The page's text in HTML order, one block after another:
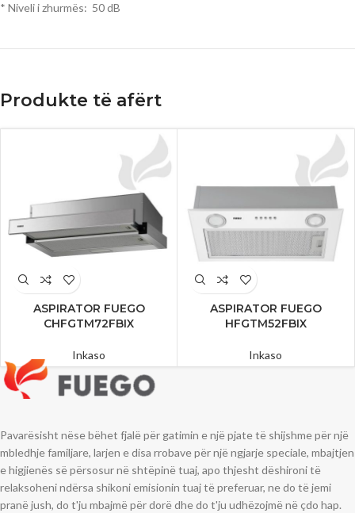
* Niveli i zhurmës: 50 dB
Produkte të afërt
ASPIRATOR FUEGO
CHFGTM72FBIX
Inkaso
ASPIRATOR FUEGO
HFGTM52FBIX
Inkaso
Pavarësisht nëse bëhet fjalë për gatimin e një pjate të shijshme për një
mbledhje familjare, larjen e disa rrobave për një ngjarje speciale, mbajtjen
e higjienës së përsosur në shtëpinë tuaj, apo thjesht dëshironi të
relaksoheni ndërsa shikoni emisionin tuaj të preferuar, ne do të jemi
pranë jush, do t'ju mbajmë për dorë dhe do t'ju udhëzojmë në çdo hap.